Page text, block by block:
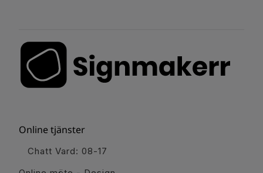
Online tjänster
Chatt Vard: 08-17